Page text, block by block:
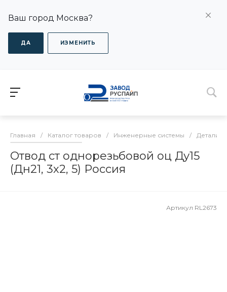
Ваш город Москва?
ДА ИЗМЕНИТЬ
Главная / Каталог товаров / Инженерные системы / Детали
Отвод ст однорезьбовой оц Ду15
(Дн21, 3х2, 5) Россия
Артикул RL2673